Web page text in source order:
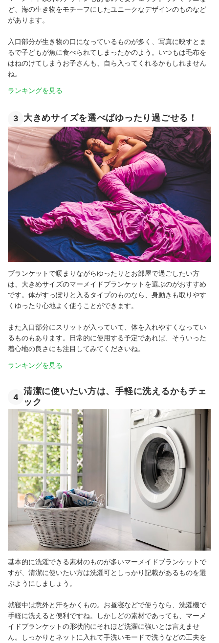
ど、海の生き物をモチーフにしたユニークなデザインのものなど
があります。
入口部分が生き物の口になっているものが多く、写真に映すとま
るで子どもが魚に食べられてしまったかのよう。いつもは毛布を
はねのけてしまうお子さんも、自ら入ってくれるかもしれません
ね。
ランキングを見る
3 大きめサイズを選べばゆったり過ごせる！
ブランケットで暖まりながらゆったりとお部屋で過ごしたい方
は、大きめサイズのマーメイドブランケットを選ぶのがおすすめ
です。体がすっぽりと入るタイプのものなら、身動きも取りやす
くゆったり心地よく使うことができます。
また入口部分にスリットが入っていて、体を入れやすくなってい
るものもあります。日常的に使用する予定であれば、そういった
着心地の良さにも注目してみてくださいね。
ランキングを見る
4
清潔に使いたい方は、手軽に洗えるかもチェ
ック
基本的に洗濯できる素材のものが多いマーメイドブランケットで
すが、清潔に使いたい方は洗濯可としっかり記載があるものを選
ぶようにしましょう。
就寝中は意外と汗をかくもの。お昼寝などで使うなら、洗濯機で
手軽に洗えると便利ですね。しかしどの素材であっても、マーメ
イドブランケットの形状的にそれほど洗濯に強いとは言えませ
ん。しっかりとネットに入れて手洗いモードで洗うなどの工夫を